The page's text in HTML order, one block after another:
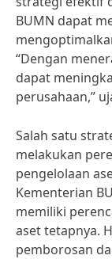
BUMN dapat
“Dengan
dapat
perusahaan,”
Salah satu
melakukan
pengelolaan
Kementerian
memiliki
aset tetapnya.
pemborosan